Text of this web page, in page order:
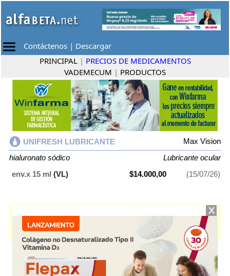
Contáctenos | Descargar
PRINCIPAL | PRECIOS DE MEDICAMENTOS
VADEMECUM | PRODUCTOS
UNIFRESH LUBRICANTE
Max Vision
hialuronato sódico
Lubricante ocular
env.x 15 ml (VL) $14.000,00 (15/07/26)
y se indica como
Lubricante ocular. Es producido por
y cuenta con 1
presentación disponible.
Explorar más
Otros productos con
hialuronato sódico